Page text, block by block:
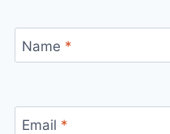
Name *
Email *